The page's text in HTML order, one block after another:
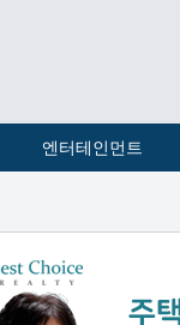
엔터테인먼트